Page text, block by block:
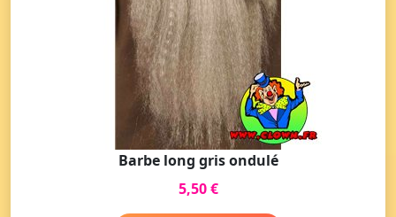
Barbe long gris ondulé
5,50 €